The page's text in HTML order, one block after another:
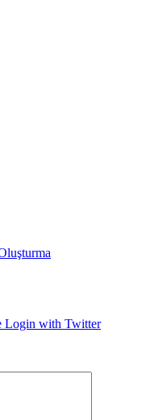
Login with Twitter